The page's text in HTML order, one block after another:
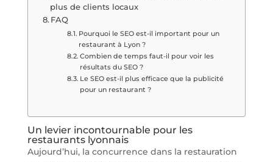
plus de clients locaux
FAQ
Pourquoi le SEO est-il important pour un
restaurant à Lyon ?
Combien de temps faut-il pour voir les
résultats du SEO ?
Le SEO est-il plus efficace que la publicité
pour un restaurant ?
Un levier incontournable pour les
restaurants lyonnais
Aujourd’hui, la concurrence dans la restauration